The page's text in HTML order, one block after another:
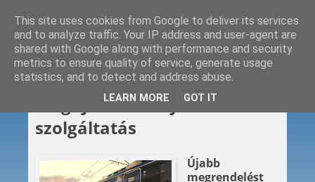
2026. 04. 24.
Megújuló svéd éjszakai
szolgáltatás
Újabb
megrendelést
This site uses cookies from Google to deliver its services
and to analyze traffic. Your IP address and user-agent are
shared with Google along with performance and security
metrics to ensure quality of service, generate usage
statistics, and to detect and address abuse.
LEARN MORE GOT IT